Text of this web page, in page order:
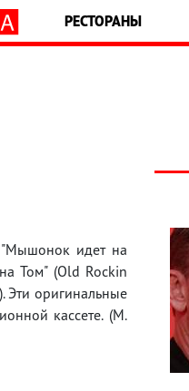
РЕСТОРАНЫ
"Мышонок идет на
Том" (Old Rockin
Эти оригинальные
кассете. (М.